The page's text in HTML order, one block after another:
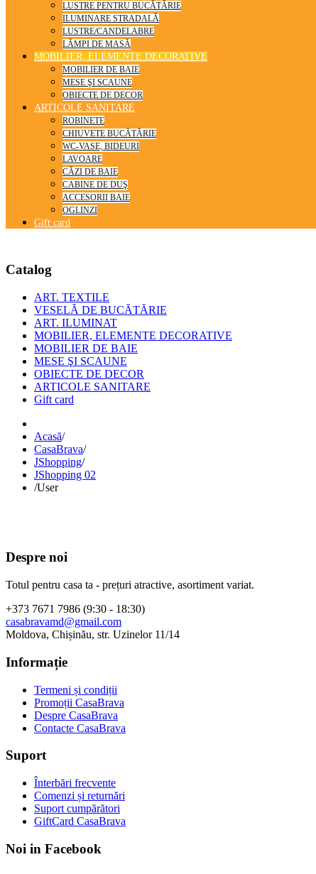
LUSTRE PENTRU BUCĂTĂRIE
ILUMINARE STRADALĂ
LUSTRE/CANDELABRE
LĂMPI DE MASĂ
MOBILIER, ELEMENTE DECORATIVE
MOBILIER DE BAIE
MESE ŞI SCAUNE
OBIECTE DE DECOR
ARTICOLE SANITARE
ROBINETE
CHIUVETE BUCĂTĂRIE
WC-VASE, BIDEURI
LAVOARE
CĂZI DE BAIE
CABINE DE DUŞ
ACCESORII BAIE
OGLINZI
Gift card
Catalog
ART. TEXTILE
VESELĂ DE BUCĂTĂRIE
ART. ILUMINAT
MOBILIER, ELEMENTE DECORATIVE
MOBILIER DE BAIE
MESE ŞI SCAUNE
OBIECTE DE DECOR
ARTICOLE SANITARE
Gift card
Acasă/
CasaBrava/
JShopping/
JShopping 02
/User
Despre noi
Totul pentru casa ta - prețuri atractive, asortiment variat.
+373 7671 7986 (9:30 - 18:30)
casabravamd@gmail.com
Moldova, Chișinău, str. Uzinelor 11/14
Informație
Termeni și condiții
Promoții CasaBrava
Despre CasaBrava
Contacte CasaBrava
Suport
Înterbări frecvente
Comenzi și returnări
Suport cumpărători
GiftCard CasaBrava
Noi in Facebook